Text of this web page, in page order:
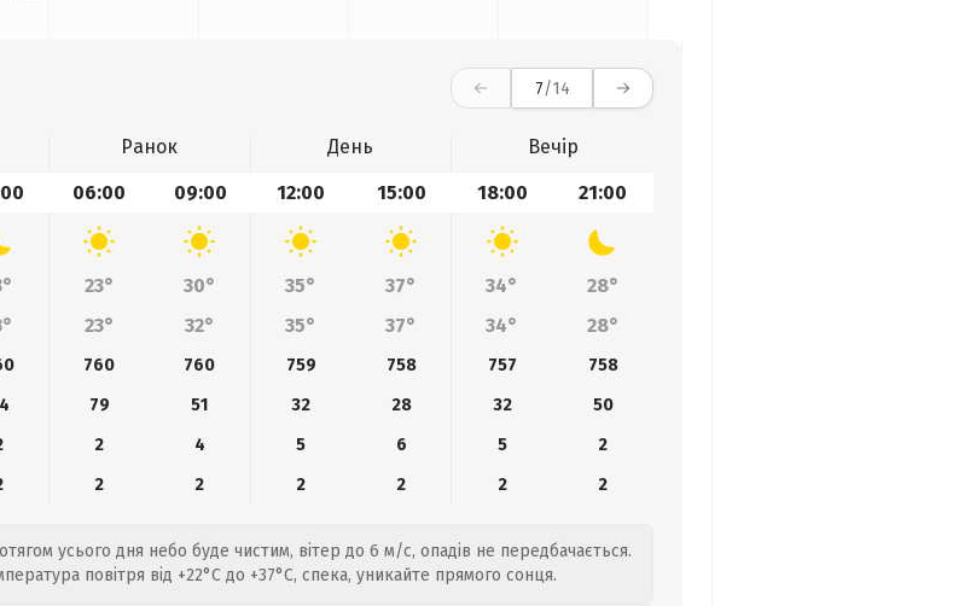
7/14
Ранок День
Вечір
06:00 09:00 12:00 15:00 18:00 21:00
23° 30° 35° 37° 34°
28°
23° 32° 35° 37° 34° 28°
760 760 759 758 757
758
79 51 32 28 32
50
2 4 5 6 5
2
2 2 2 2 2 2
усього дня небо буде чистим, вітер до 6 м/с, опадів не передбачається.
повітря від +22°C до +37°C, спека, уникайте прямого сонця.